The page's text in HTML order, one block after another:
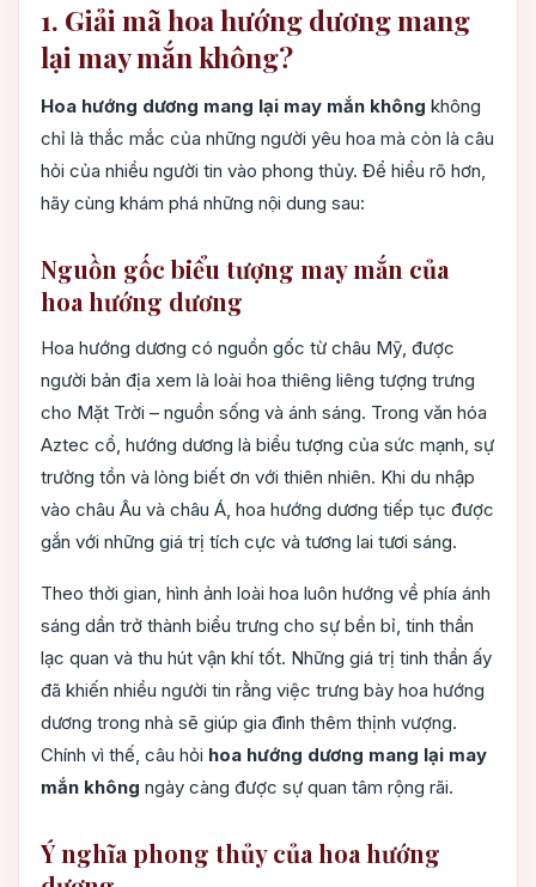
1. Giải mã hoa hướng dương mang
lại may mắn không?
Hoa hướng dương mang lại may mắn không không
chỉ là thắc mắc của những người yêu hoa mà còn là câu
hỏi của nhiều người tin vào phong thủy. Để hiểu rõ hơn,
hãy cùng khám phá những nội dung sau:
Nguồn gốc biểu tượng may mắn của
hoa hướng dương
Hoa hướng dương có nguồn gốc từ châu Mỹ, được
người bản địa xem là loài hoa thiêng liêng tượng trưng
cho Mặt Trời – nguồn sống và ánh sáng. Trong văn hóa
Aztec cổ, hướng dương là biểu tượng của sức mạnh, sự
trường tồn và lòng biết ơn với thiên nhiên. Khi du nhập
vào châu Âu và châu Á, hoa hướng dương tiếp tục được
gắn với những giá trị tích cực và tương lai tươi sáng.
Theo thời gian, hình ảnh loài hoa luôn hướng về phía ánh
sáng dần trở thành biểu trưng cho sự bền bỉ, tinh thần
lạc quan và thu hút vận khí tốt. Những giá trị tinh thần ấy
đã khiến nhiều người tin rằng việc trưng bày hoa hướng
dương trong nhà sẽ giúp gia đình thêm thịnh vượng.
Chính vì thế, câu hỏi hoa hướng dương mang lại may
mắn không ngày càng được sự quan tâm rộng rãi.
Ý nghĩa phong thủy của hoa hướng